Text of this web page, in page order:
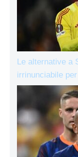
Le alternative a
irrinunciabile